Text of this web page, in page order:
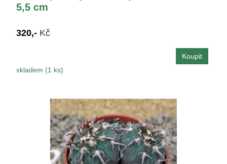
5,5 cm
320,- Kč
skladem (1 ks)